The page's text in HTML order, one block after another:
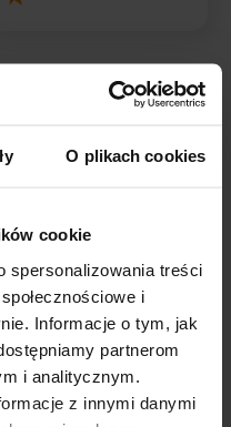
O plikach cookies
cookie
spersonalizowania treści
i
Informacje o tym, jak
partnerom
i analitycznym.
z innymi danymi
filtry
dotarła do mnie tak
Szybko,
pomocna obsługa